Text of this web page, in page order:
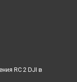
RC 2 DJI в